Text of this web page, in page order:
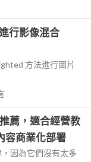
行影像混合
方法進行圖片
薦，適合經營教
容商業化部署
因為它們沒有太多